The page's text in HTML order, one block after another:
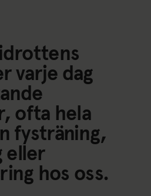
varje dag
ofta hela
fysträning,
eller
hos oss.